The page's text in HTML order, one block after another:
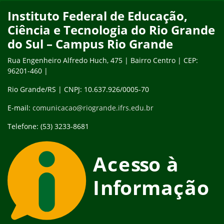
Instituto Federal de Educação,
Ciência e Tecnologia do Rio Grande
do Sul – Campus Rio Grande
Rua Engenheiro Alfredo Huch, 475 | Bairro Centro | CEP:
96201-460 |
Rio Grande/RS | CNPJ: 10.637.926/0005-70
E-mail: comunicacao@riogrande.ifrs.edu.br
Telefone: (53) 3233-8681